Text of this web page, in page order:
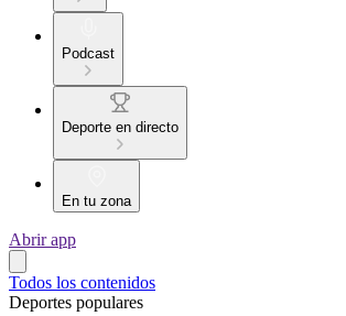
Podcast
Deporte en directo
En tu zona
Abrir app
Todos los contenidos
Deportes populares